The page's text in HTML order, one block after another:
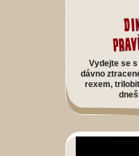
Vydejte se
dávno
rexem,